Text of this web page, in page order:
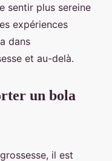
sentir plus sereine
expériences
dans
et au-delà.
un bola
il est